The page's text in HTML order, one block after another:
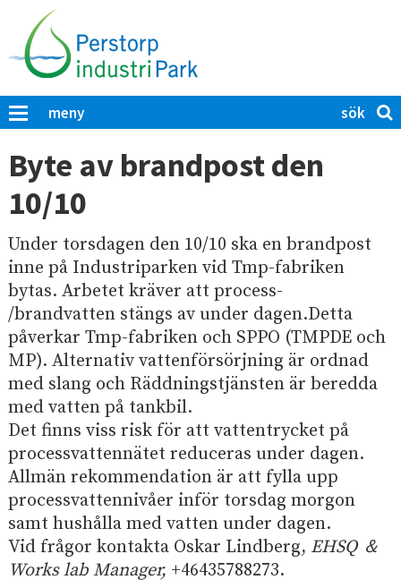
p
a
t
i
l
l
h
u
v
u
d
i
n
n
e
h
å
l
l
e
t
meny
ö
k
p
e
r
s
t
o
r
p
n
d
u
s
t
r
i
K
l
s
a
Byte av brandpost den
10/10
Under torsdagen den 10/10 ska en brandpost
inne på Industriparken vid Tmp-fabriken
bytas. Arbetet kräver att process-
/brandvatten stängs av under dagen.Detta
påverkar Tmp-fabriken och SPPO (TMPDE och
MP). Alternativ vattenförsörjning är ordnad
med slang och Räddningstjänsten är beredda
med vatten på tankbil.
Det finns viss risk för att vattentrycket på
processvattennätet reduceras under dagen.
Allmän rekommendation är att fylla upp
processvattennivåer inför torsdag morgon
samt hushålla med vatten under dagen.
Vid frågor kontakta Oskar Lindberg, EHSQ ＆
Works lab Manager, +46435788273.